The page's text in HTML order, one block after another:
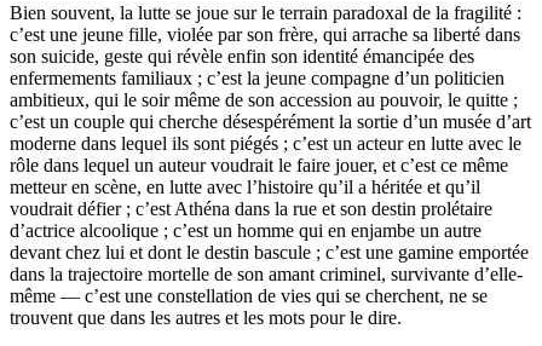
Bien souvent, la lutte se joue sur le terrain paradoxal de la fragilité :
c’est une jeune fille, violée par son frère, qui arrache sa liberté dans
son suicide, geste qui révèle enfin son identité émancipée des
enfermements familiaux ; c’est la jeune compagne d’un politicien
ambitieux, qui le soir même de son accession au pouvoir, le quitte ;
c’est un couple qui cherche désespérément la sortie d’un musée d’art
moderne dans lequel ils sont piégés ; c’est un acteur en lutte avec le
rôle dans lequel un auteur voudrait le faire jouer, et c’est ce même
metteur en scène, en lutte avec l’histoire qu’il a héritée et qu’il
voudrait défier ; c’est Athéna dans la rue et son destin prolétaire
d’actrice alcoolique ; c’est un homme qui en enjambe un autre
devant chez lui et dont le destin bascule ; c’est une gamine emportée
dans la trajectoire mortelle de son amant criminel, survivante d’elle-
même — c’est une constellation de vies qui se cherchent, ne se
trouvent que dans les autres et les mots pour le dire.